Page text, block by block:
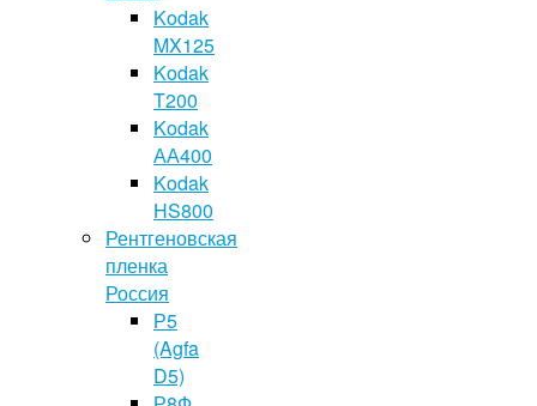
Kodak
MX125
Kodak
T200
Kodak
АА400
Kodak
HS800
Рентгеновская
пленка
Россия
Р5
(Agfa
D5)